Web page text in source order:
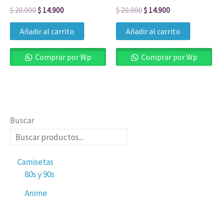
Buscar
Camisetas
80s y 90s
Anime
$20.000$ 14.900
Añadir al carrito
Comprar por Wp
$20.000$ 14.900
Añadir al carrito
Comprar por Wp